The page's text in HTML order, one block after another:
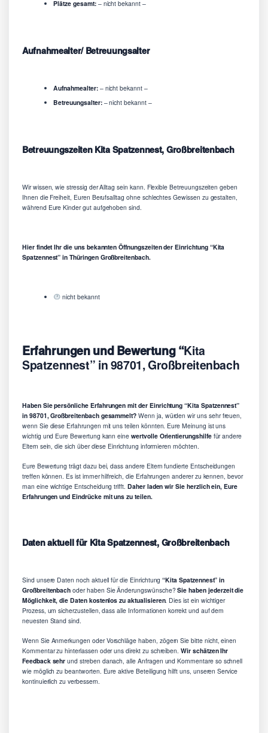
Plätze gesamt:– nicht bekannt –
Aufnahmealter/ Betreuungsalter
Aufnahmealter:– nicht bekannt –
Betreuungsalter:– nicht bekannt –
Betreuungszeiten Kita Spatzennest, Großbreitenbach
Wir wissen, wie stressig der Alltag sein kann. Flexible Betreuungszeiten geben
Ihnen die Freiheit, Euren Berufsalltag ohne schlechtes Gewissen zu gestalten,
während Eure Kinder gut aufgehoben sind.
Hier findet Ihr die uns bekannten Öffnungszeiten der Einrichtung “Kita
Spatzennest” in Thüringen Großbreitenbach.
nicht bekannt
Erfahrungen und Bewertung “Kita
Spatzennest” in 98701, Großbreitenbach
Haben Sie persönliche Erfahrungen mit der Einrichtung “Kita Spatzennest”
in 98701, Großbreitenbach gesammelt? Wenn ja, würden wir uns sehr freuen,
wenn Sie diese Erfahrungen mit uns teilen könnten. Eure Meinung ist uns
wichtig und Eure Bewertung kann einewertvolle Orientierungshilfefür andere
Eltern sein, die sich über diese Einrichtung informieren möchten.
Eure Bewertung trägt dazu bei, dass andere Eltern fundierte Entscheidungen
treffen können. Es ist immer hilfreich, die Erfahrungen anderer zu kennen, bevor
man eine wichtige Entscheidung trifft. Daher laden wir Sie herzlich ein, Eure
Erfahrungen und Eindrücke mit uns zu teilen.
Daten aktuell für Kita Spatzennest, Großbreitenbach
Sind unsere Daten noch aktuell für die Einrichtung“Kita Spatzennest” in
Großbreitenbach oder haben Sie Änderungswünsche?Sie haben jederzeit die
Möglichkeit, die Daten kostenlos zu aktualisieren. Dies ist ein wichtiger
Prozess, um sicherzustellen, dass alle Informationen korrekt und auf dem
neuesten Stand sind.
Wenn Sie Anmerkungen oder Vorschläge haben, zögern Sie bitte nicht, einen
Kommentar zu hinterlassen oder uns direkt zu schreiben.Wir schätzen Ihr
Feedback sehr und streben danach, alle Anfragen und Kommentare so schnell
wie möglich zu beantworten. Eure aktive Beteiligung hilft uns, unseren Service
kontinuierlich zu verbessern.